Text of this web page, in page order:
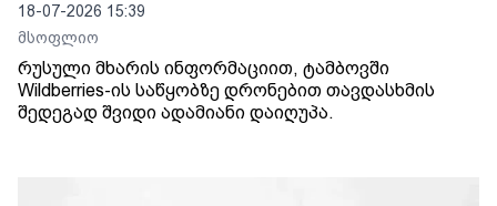
18-07-2026 15:39
მსოფლიო
რუსული მხარის ინფორმაციით, ტამბოვში
Wildberries-ის საწყობზე დრონებით თავდასხმის
შედეგად შვიდი ადამიანი დაიღუპა.